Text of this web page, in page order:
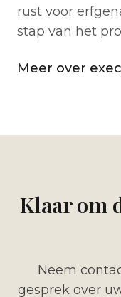
rust voor
stap van het
Meer over
Klaar om
Neem
gesprek over